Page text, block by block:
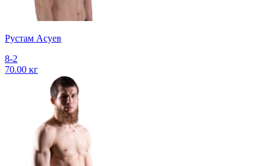
Рустам Асуев
8-2
70.00 кг